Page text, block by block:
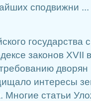
сподвижни ...
государства
законов
интересы
Многие статьи